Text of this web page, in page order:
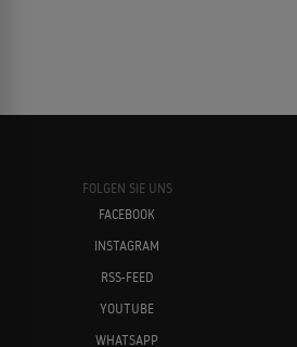
FOLGEN SIE UNS
FACEBOOK
INSTAGRAM
RSS-FEED
YOUTUBE
WHATSAPP